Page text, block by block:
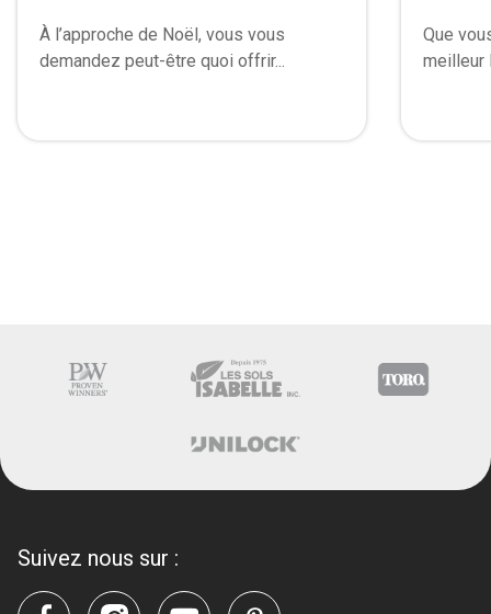
À l’approche de Noël, vous vous
demandez peut-être quoi offrir...
Que
meilleur
Suivez nous sur :